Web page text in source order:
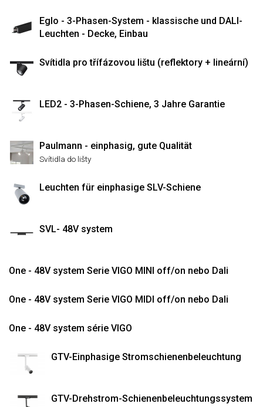
Eglo - 3-Phasen-System - klassische und DALI-
Leuchten - Decke, Einbau
Svítidla pro třífázovou lištu (reflektory + lineární)
LED2 - 3-Phasen-Schiene, 3 Jahre Garantie
Paulmann - einphasig, gute Qualität
Svítidla do lišty
Leuchten für einphasige SLV-Schiene
SVL- 48V system
One - 48V system Serie VIGO MINI off/on nebo Dali
One - 48V system Serie VIGO MIDI off/on nebo Dali
One - 48V system série VIGO
GTV-Einphasige Stromschienenbeleuchtung
GTV-Drehstrom-Schienenbeleuchtungssystem